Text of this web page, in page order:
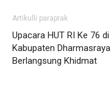
Artikulli paraprak
Upacara HUT RI Ke 76 di
Kabupaten Dharmasraya
Berlangsung Khidmat